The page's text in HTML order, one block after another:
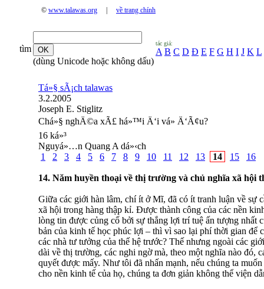
© www.talawas.org về trang chính
tìm
(dùng Unicode hoặc không dấu)
tác giả:
A B C D Đ E F G H I J K L
Tá»§ sÃ¡ch talawas
3.2.2005
Joseph E. Stiglitz
Chá»§ nghÄ©a xÃ£ há»™i Ä‘i vá» Ä‘Ã¢u?
16 ká»³
Nguyá»…n Quang A dá»‹ch
1
2 3 4 5 6 7 8 9 10 11 12 13 14 15 16
14. Năm huyền thoại về thị trường và chủ nghĩa xã hội
Giữa các giới hàn lâm, chí ít ở Mĩ, đã có ít tranh luận về sự
xã hội trong hàng thập kỉ. Được thành công của các nền
lòng tin được củng cố bởi sự thắng lợi trí tuệ ấn tượng nhất
bản của kinh tế học phúc lợi – thì vì sao lại phí thời gian để
các nhà tư tưởng của thế hệ trước? Thế nhưng ngoài các
dài về thị trường, các nghi ngờ mà, theo một nghĩa nào đó,
quyết được mấy. Như tôi đã nhấn mạnh, nếu chúng ta
cho nền kinh tế của họ, chúng ta đơn giản không thể viện